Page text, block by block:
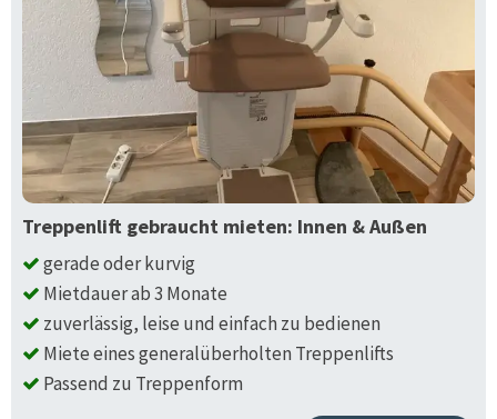
Treppenlift gebraucht mieten: Innen & Außen
gerade oder kurvig
Mietdauer ab 3 Monate
zuverlässig, leise und einfach zu bedienen
Miete eines generalüberholten Treppenlifts
Passend zu Treppenform